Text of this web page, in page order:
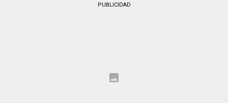
PUBLICIDAD